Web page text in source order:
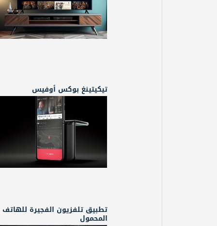
تيكيتينغ بوكس أوفيس
تطبيق تلفزيون الفجيرة للهاتف
المحمول